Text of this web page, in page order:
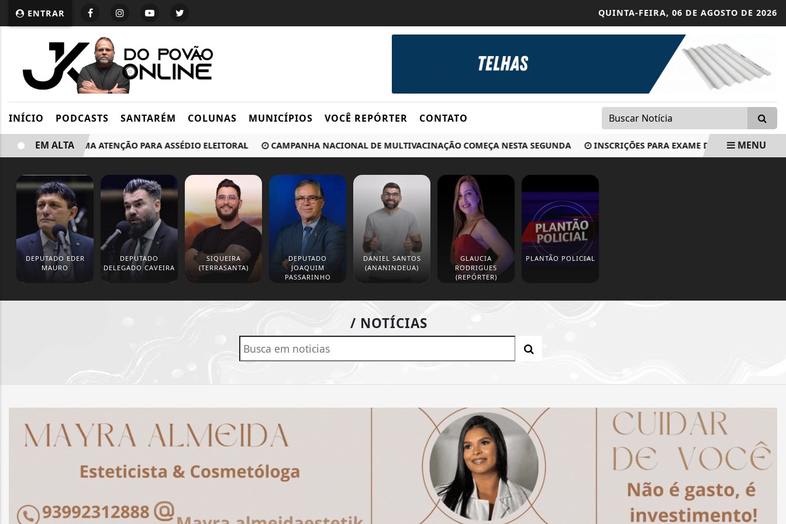
ENTRAR QUINTA-FEIRA, 06 DE AGOSTO DE 2026
INÍCIO PODCASTS SANTARÉM COLUNAS MUNICÍPIOS VOCÊ REPÓRTER CONTATO
TRABALHO CHAMA ATENÇÃO PARA ASSÉDIO ELEITORAL CAMPANHA NACIONAL DE MULTIVACINAÇÃO COMEÇA NESTA SEGUNDA INSCRIÇÕES PARA EXAME DE PROFICIÊNCIA
EM ALTA MENU
DEPUTADO EDER
MAURO
DEPUTADO
DELEGADO CAVEIRA
SIQUEIRA
(TERRASANTA)
DEPUTADO
JOAQUIM
PASSARINHO
DANIEL SANTOS
(ANANINDEUA)
GLAUCIA
RODRIGUES
(REPÓRTER)
PLANTÃO POLICIAL
/ NOTÍCIAS